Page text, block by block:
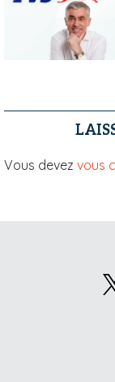
Vous devez vous